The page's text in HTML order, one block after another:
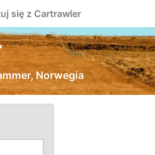
się z Cartrawler
Norwegia